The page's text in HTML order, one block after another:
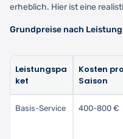
erheblich. Hier ist eine
Grundpreise nach
Leistungspa
ket
Kosten pro
Saison
Basis-Service 400-800 €